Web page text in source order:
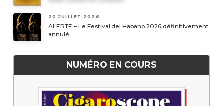
20 JUILLET 2026
ALERTE – Le Festival del Habano 2026 définitivement
annulé
NUMÉRO EN COURS